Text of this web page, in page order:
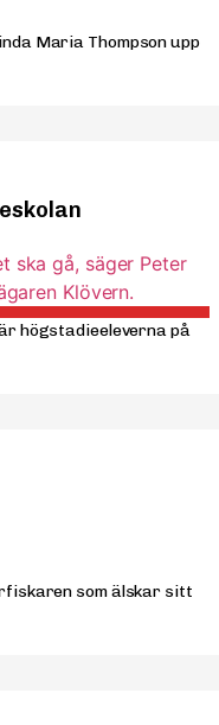
Maria Thompson upp
högstadieeleverna på
som älskar sitt